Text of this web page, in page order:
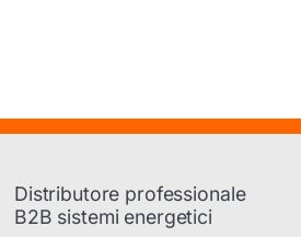
Distributore professionale
B2B sistemi energetici